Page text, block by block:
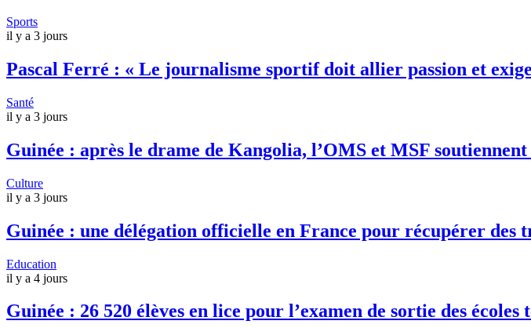
Sports
il y a 3 jours
Pascal Ferré : « Le journalisme sportif doit allier passion et
Santé
il y a 3 jours
Guinée : après le drame de Kangolia, l’OMS et MSF
Culture
il y a 3 jours
Guinée : une délégation officielle en France pour récupérer des
Education
il y a 4 jours
Guinée : 26 520 élèves en lice pour l’examen de sortie des écoles